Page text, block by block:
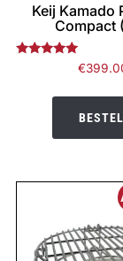
Keij Kamado
Compact
Gewaardeerd€
BESTEL